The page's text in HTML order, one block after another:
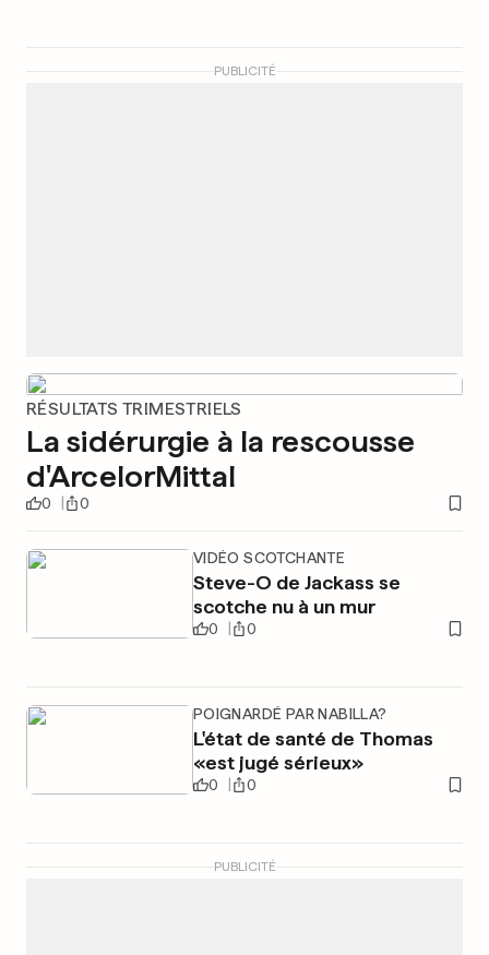
PUBLICITÉ
RÉSULTATS TRIMESTRIELS
La sidérurgie à la rescousse
d'ArcelorMittal
0 0
VIDÉO SCOTCHANTE
Steve-O de Jackass se
scotche nu à un mur
0 0
POIGNARDÉ PAR NABILLA?
L'état de santé de Thomas
«est jugé sérieux»
0 0
PUBLICITÉ